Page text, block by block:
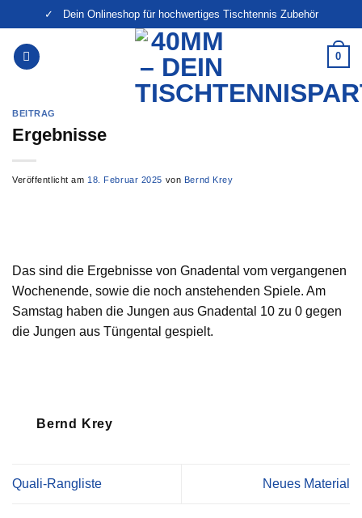
Inhalt
springen
✓ Dein Onlineshop für hochwertiges Tischtennis Zubehör
0
BEITRAG
Ergebnisse
Veröffentlicht am 18. Februar 2025 von Bernd Krey
Das sind die Ergebnisse von Gnadental vom vergangenen
Wochenende, sowie die noch anstehenden Spiele. Am
Samstag haben die Jungen aus Gnadental 10 zu 0 gegen
die Jungen aus Tüngental gespielt.
Bernd Krey
Quali-Rangliste Neues Material